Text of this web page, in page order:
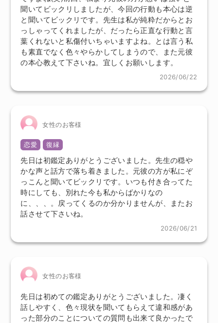
聞いてビックリしましたが、今回の行動も本心は逆
と聞いてビックリです。先生は私が純粋だからとお
っしゃってくれましたが、だったら正直な行動と言
葉くれないと私傷付いちゃいますよね。とは言う私
も素直でなく色々やらかしてしまうので、また元彼
の本心教えて下さいね。宜しくお願いします。
2026/06/22
女性のお客様
恋愛 復縁
先日は初鑑定ありがとうございました。先生の穏や
かな声と話方で落ち着きました。元彼の方が私にぞ
っこんと聞いてビックリです。いつも付き合ってた
時にしても、別れた今も私からばかりなの
に、、、。戻ってくるのか分かりませんが、またお
話させて下さいね。
2026/06/21
女性のお客様
先日は初めての鑑定ありがとうございました。凄く
話しやすく、色々現状を聞いてもらえて違和感があ
った部分のことについての質問も出来て良かったで